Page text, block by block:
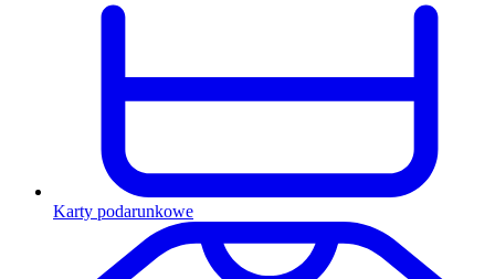
Karty podarunkowe